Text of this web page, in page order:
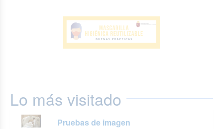
Lo más visitado
Pruebas de imagen